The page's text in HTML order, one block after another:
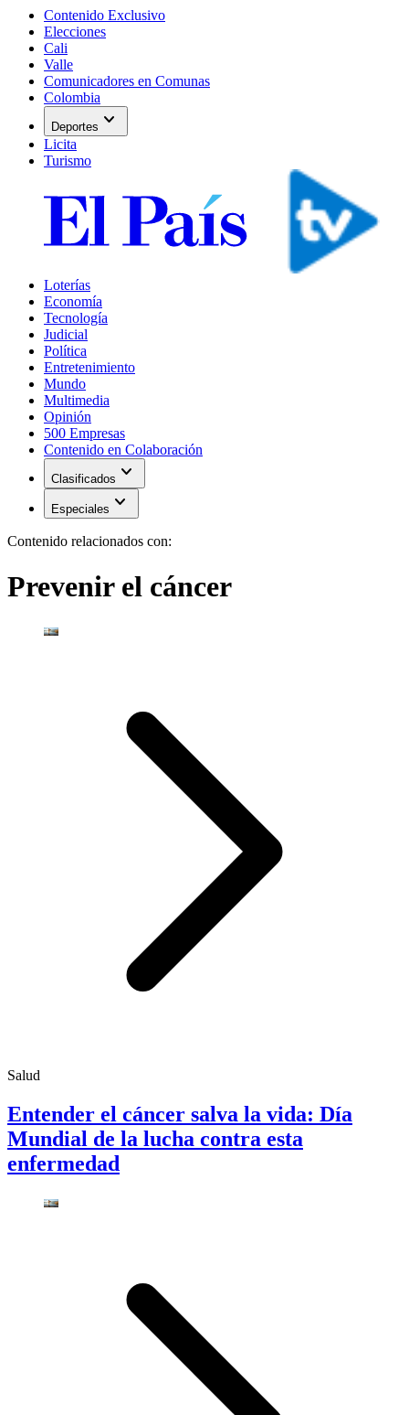
Contenido Exclusivo
Elecciones
Cali
Valle
Comunicadores en Comunas
Colombia
Deportes expand_more
Licita
Turismo
Loterías
Economía
Tecnología
Judicial
Política
Entretenimiento
Mundo
Multimedia
Opinión
500 Empresas
Contenido en Colaboración
Clasificados expand_more
Especiales expand_more
Contenido relacionados con:
Prevenir el cáncer
Salud
Entender el cáncer salva la vida: Día
Mundial de la lucha contra esta
enfermedad